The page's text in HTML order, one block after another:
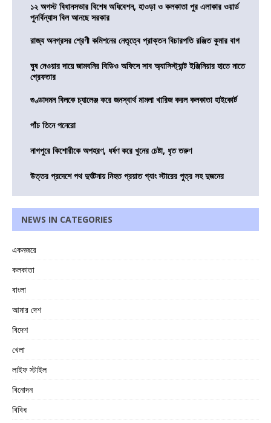
১২ অগস্ট বিধানসভার বিশেষ অধিবেশন, হাওড়া ও কলকাতা পুর এলাকার ওয়ার্ড
পুনর্বিন্যাস বিল আনছে সরকার
রাজ্য অনগ্রসর শ্রেণী কমিশনের নেতৃত্বে প্রাক্তন বিচারপতি রঞ্জিত কুমার বাগ
ঘুষ নেওয়ার দায়ে জামবনির বিডিও অফিসে সাব অ্যাসিস্ট্যান্ট ইঞ্জিনিয়ার হাতে নাতে
গ্রেফতার
গুণ্ডাদমন বিলকে চ্যালেঞ্জ করে জনস্বার্থ মামলা খারিজ করল কলকাতা হাইকোর্ট
পাঁচ তিনে পনেরো
নাগপুরে কিশোরীকে অপহরণ, ধর্ষণ করে খুনের চেষ্টা, ধৃত তরুণ
উত্তর প্রদেশে পথ দুর্ঘটনায় নিহত প্রয়াত গ্যাং স্টারের পুত্র সহ দুজনের
NEWS IN CATEGORIES
একনজরে
কলকাতা
বাংলা
আমার দেশ
বিদেশ
খেলা
লাইফ স্টাইল
বিনোদন
বিবিধ